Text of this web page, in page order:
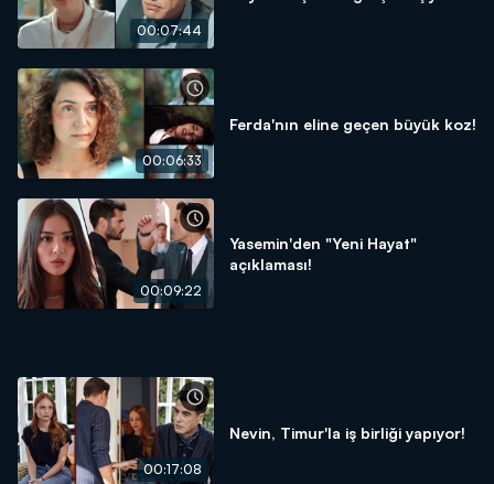
00:07:44
00:06:33
Ferda'nın eline geçen büyük koz!
00:09:22
Yasemin'den "Yeni Hayat"
açıklaması!
00:17:08
Nevin, Timur'la iş birliği yapıyor!